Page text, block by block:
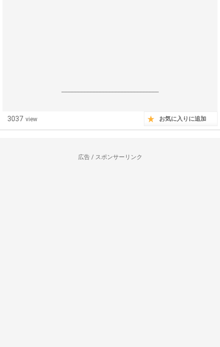
------------------------------------------------------------------
3037 view お気に入りに追加
広告 / スポンサーリンク